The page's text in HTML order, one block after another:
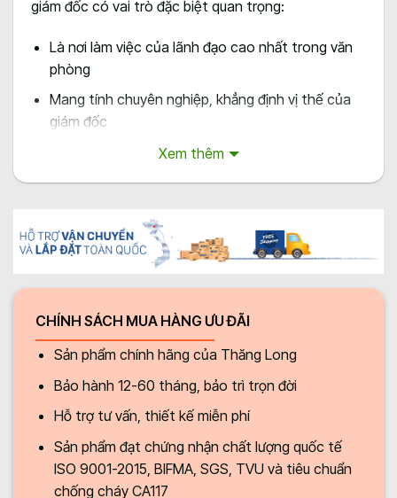
giám đốc có vai trò đặc biệt quan trọng:
Là nơi làm việc của lãnh đạo cao nhất trong văn
phòng
Mang tính chuyên nghiệp, khẳng định vị thế của
giám đốc
Thể hiện đẳng cấp trước đối tác và khách hàng
doanh nghiệp chú trọng, nhằm thể hiện sự lớn mạnh
của doanh nghiệp. Vì thế, bàn giám đốc cũng được
chăm chút, lựa chọn kỹ lưỡng.
quan tâm
Khi tìm hiểu để đặt mua bàn giám đốc, có những tiêu
thước, màu sắc, chất liệu của chiếc bàn này.
Về chiều dài bàn giám đốc
Chiều dài của bàn giám đốc tương đối khác so với
bàn làm việc của nhân viên.Thông thường, chiều dài
Xem thêm
CHÍNH SÁCH MUA HÀNG ƯU ĐÃI
Sản phẩm chính hãng của Thăng Long
Bảo hành 12-60 tháng, bảo trì trọn đời
Hỗ trợ tư vấn, thiết kế miễn phí
Sản phẩm đạt chứng nhận chất lượng quốc tế
ISO 9001-2015, BIFMA, SGS, TVU và tiêu chuẩn
chống cháy CA117